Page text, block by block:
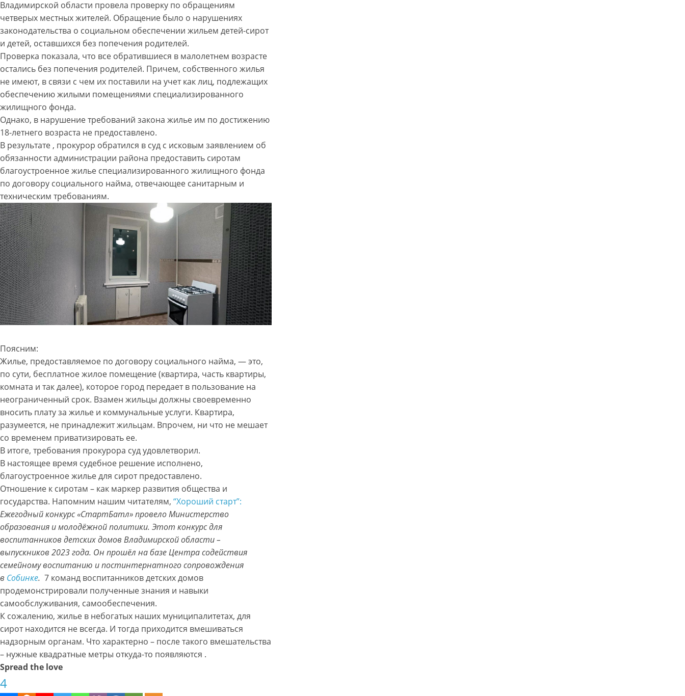
Владимирской области провела проверку по обращениям
четверых местных жителей. Обращение было о нарушениях
законодательства о социальном обеспечении жильем детей-сирот
и детей, оставшихся без попечения родителей.
Проверка показала, что все обратившиеся в малолетнем возрасте
остались без попечения родителей. Причем, собственного жилья
не имеют, в связи с чем их поставили на учет как лиц, подлежащих
обеспечению жилыми помещениями специализированного
жилищного фонда.
Однако, в нарушение требований закона жилье им по достижению
18-летнего возраста не предоставлено.
В результате , прокурор обратился в суд с исковым заявлением об
обязанности администрации района предоставить сиротам
благоустроенное жилье специализированного жилищного фонда
по договору социального найма, отвечающее санитарным и
техническим требованиям.
Поясним:
Жилье, предоставляемое по договору социального найма, — это,
по сути, бесплатное жилое помещение (квартира, часть квартиры,
комната и так далее), которое город передает в пользование на
неограниченный срок. Взамен жильцы должны своевременно
вносить плату за жилье и коммунальные услуги. Квартира,
разумеется, не принадлежит жильцам. Впрочем, ни что не мешает
со временем приватизировать ее.
В итоге, требования прокурора суд удовлетворил.
В настоящее время судебное решение исполнено,
благоустроенное жилье для сирот предоставлено.
Отношение к сиротам – как маркер развития общества и
государства. Напомним нашим читателям, “Хороший старт”:
Ежегодный конкурс «СтартБатл» провело Министерство
образования и молодёжной политики. Этот конкурс для
воспитанников детских домов Владимирской области –
выпускников 2023 года. Он прошёл на базе Центра содействия
семейному воспитанию и постинтернатного сопровождения
в Собинке. 7 команд воспитанников детских домов
продемонстрировали полученные знания и навыки
самообслуживания, самообеспечения.
К сожалению, жилье в небогатых наших муниципалитетах, для
сирот находится не всегда. И тогда приходится вмешиваться
надзорным органам. Что характерно – после такого вмешательства
– нужные квадратные метры откуда-то появляются .
Spread the love
4